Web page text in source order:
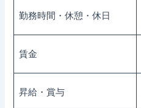
勤務時間・休憩・休日
賃金
昇給・賞与